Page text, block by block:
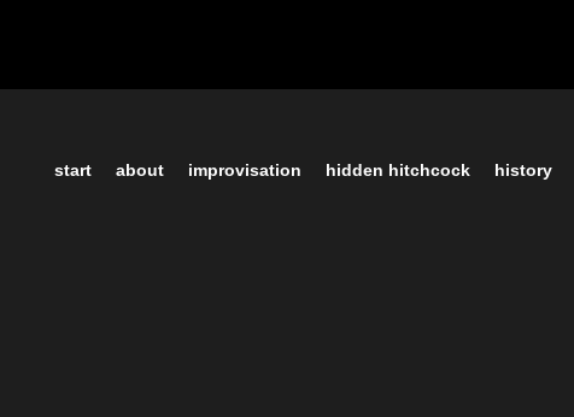
start about improvisation hidden hitchcock history